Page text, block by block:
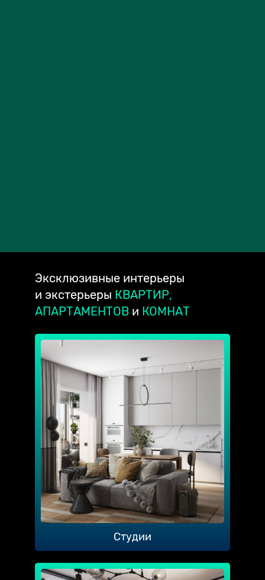
Эксклюзивные интерьеры
и экстерьеры КВАРТИР,
АПАРТАМЕНТОВ и КОМНАТ
Студии